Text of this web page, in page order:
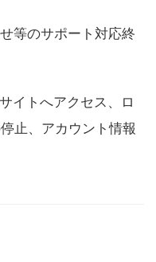
等のサポート対応終
イトへアクセス、ロ
止、アカウント情報